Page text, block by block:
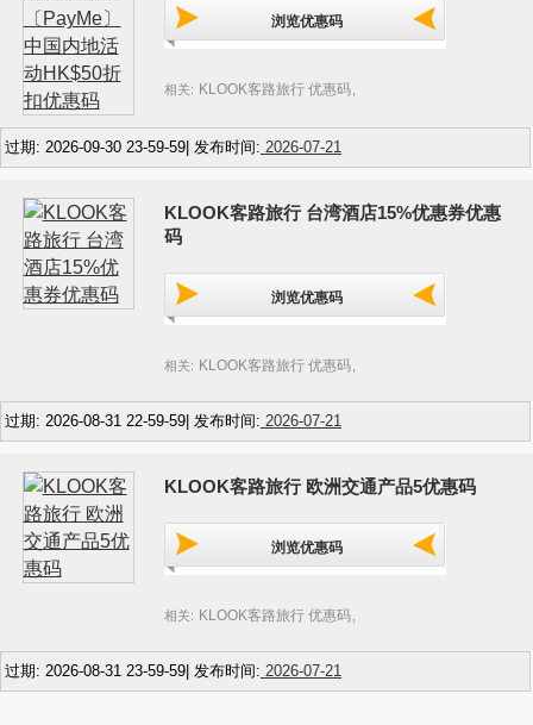
浏览优惠码
相关: KLOOK客路旅行 优惠码
过期: 2026-09-30 23-59-59| 发布时间: 2026-07-21
KLOOK客路旅行 台湾酒店15%优惠券优惠
码
浏览优惠码
相关: KLOOK客路旅行 优惠码
过期: 2026-08-31 22-59-59| 发布时间: 2026-07-21
KLOOK客路旅行 欧洲交通产品5优惠码
浏览优惠码
相关: KLOOK客路旅行 优惠码
过期: 2026-08-31 23-59-59| 发布时间: 2026-07-21